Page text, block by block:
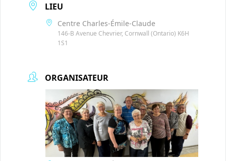
LIEU
Centre Charles-Émile-Claude
146-B Avenue Chevrier, Cornwall (Ontario) K6H
1S1
ORGANISATEUR